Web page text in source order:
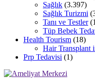
Sağlık (3.397)
Sağlık Turizmi
Tanı ve Testler
Tüp Bebek
Health Tourism (18)
Hair Transplant
Prp Tedavisi (1)